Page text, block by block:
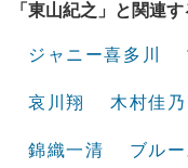
「東山紀之」と関連
ジャニー喜多川
哀川翔 木村佳乃
錦織一清 ブル